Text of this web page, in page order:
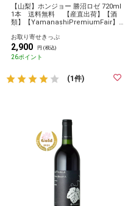
【山梨】ホンジョー 勝沼ロゼ 720ml
1本 送料無料 【産直出荷】【酒
類】【YamanashiPremiumFair】
メ 産地直送 産直
お取り寄せきっぷ
2,900 円 (税込)
26ポイント
(1件)